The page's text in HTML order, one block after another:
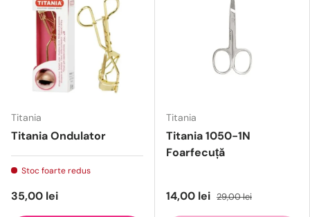
Titania
Titania Ondulator
Stoc foarte redus
35,00 lei
Titania
Titania 1050-1N
Foarfecuță
14,00 lei 29,00 lei